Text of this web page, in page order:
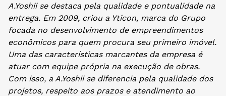
A.Yoshii se destaca pela qualidade e pontualidade na
entrega. Em 2009, criou a Yticon, marca do Grupo
focada no desenvolvimento de empreendimentos
econômicos para quem procura seu primeiro imóvel.
Uma das características marcantes da empresa é
atuar com equipe própria na execução de obras.
Com isso, a A.Yoshii se diferencia pela qualidade dos
projetos, respeito aos prazos e atendimento ao